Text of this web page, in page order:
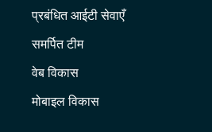
प्रबंधित आईटी सेवाएँ
समर्पित टीम
वेब विकास
मोबाइल विकास